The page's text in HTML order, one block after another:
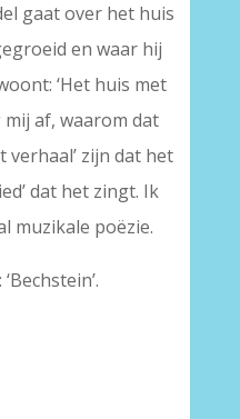
gaat over het huis
en waar hij
‘Het huis met
af, waarom dat
verhaal’ zijn dat het
dat het zingt. Ik
muzikale poëzie.